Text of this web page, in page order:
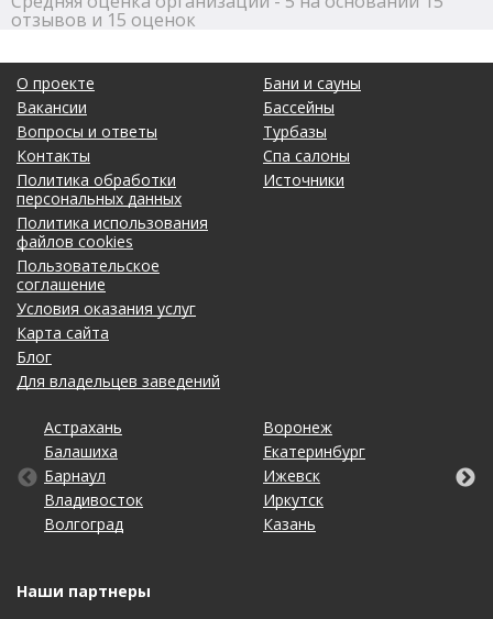
отзывов и 15 оценок
О проекте
Вакансии
Вопросы и ответы
Контакты
Политика обработки
персональных данных
Политика использования
файлов cookies
Пользовательское
соглашение
Условия оказания услуг
Карта сайта
Блог
Для владельцев заведений
Бани и сауны
Бассейны
Турбазы
Спа салоны
Источники
Астрахань
Балашиха
Барнаул
Владивосток
Волгоград
Воронеж
Екатеринбург
Ижевск
Иркутск
Казань
Калининград
Кемерово
Киров
Краснодар
Красноярск
Липецк
Махачкала
Набережные Челны
Нижний Новгород
Новосибирск
Омск
Оренбург
Пенза
Пермь
Ростов-на-Дону
Рязань
Самара
Санкт-Петербург
Саратов
Ставрополь
Тольятти
Томск
Тула
Тюмень
Ульяновск
Уфа
Хабаровск
Чебоксары
Челябинск
Ярославль
Наши партнеры